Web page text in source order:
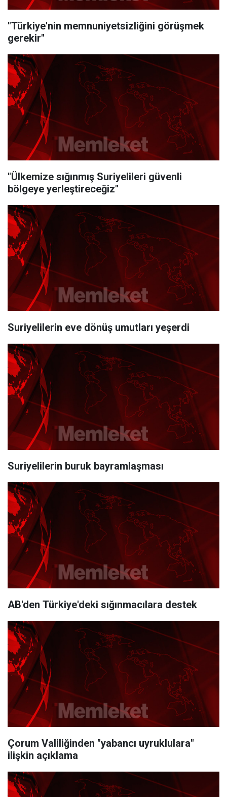
"Türkiye'nin memnuniyetsizliğini görüşmek
gerekir"
"Ülkemize sığınmış Suriyelileri güvenli
bölgeye yerleştireceğiz"
Suriyelilerin eve dönüş umutları yeşerdi
Suriyelilerin buruk bayramlaşması
AB'den Türkiye'deki sığınmacılara destek
Çorum Valiliğinden "yabancı uyruklulara"
ilişkin açıklama